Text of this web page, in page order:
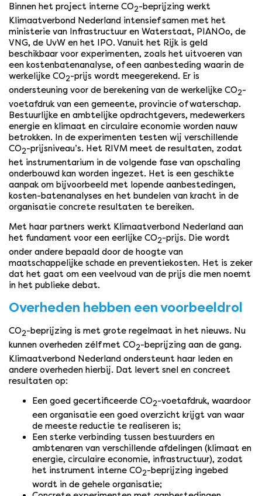
Binnen het project interne CO2-beprijzing werkt
Klimaatverbond Nederland intensief samen met het
ministerie van Infrastructuur en Waterstaat, PIANOo, de
VNG, de UvW en het IPO. Vanuit het Rijk is geld
beschikbaar voor experimenten, zoals het uitvoeren van
een kostenbatenanalyse, of een aanbesteding waarin de
werkelijke CO2-prijs wordt meegerekend. Er is
ondersteuning voor de berekening van de werkelijke CO2-
voetafdruk van een gemeente, provincie of waterschap.
Bestuurlijke en ambtelijke opdrachtgevers, medewerkers
energie en klimaat en circulaire economie worden nauw
betrokken. In de experimenten testen wij verschillende
CO2-prijsniveau’s. Het RIVM meet de resultaten, zodat
het instrumentarium in de volgende fase van opschaling
onderbouwd kan worden ingezet. Het is een geschikte
aanpak om bijvoorbeeld met lopende aanbestedingen,
kosten-batenanalyses en het bundelen van kracht in de
organisatie concrete resultaten te bereiken.
Met haar partners werkt Klimaatverbond Nederland aan
het fundament voor een eerlijke CO2-prijs. Die wordt
onder andere bepaald door de hoogte van
maatschappelijke schade en preventiekosten. Het is zeker
dat het gaat om een veelvoud van de prijs die men noemt
in het publieke debat.
Overheden hebben een voorbeeldrol
CO2-beprijzing is met grote regelmaat in het nieuws. Nu
kunnen overheden zélf met CO2-beprijzing aan de gang.
Klimaatverbond Nederland ondersteunt haar leden en
andere overheden hierbij. Dat levert snel en concreet
resultaten op:
Een goed gecertificeerde CO2-voetafdruk, waardoor
een organisatie een goed overzicht krijgt van waar
de meeste reductie te realiseren is;
Een sterke verbinding tussen bestuurders en
ambtenaren van verschillende afdelingen (klimaat en
energie, circulaire economie, infrastructuur), zodat
het instrument interne CO2-beprijzing ingebed
wordt in de gehele organisatie;